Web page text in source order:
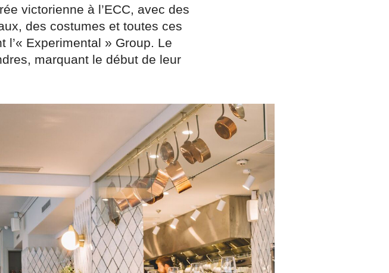
victorienne à l’ECC, avec des
des costumes et toutes ces
l’« Experimental » Group. Le
marquant le début de leur